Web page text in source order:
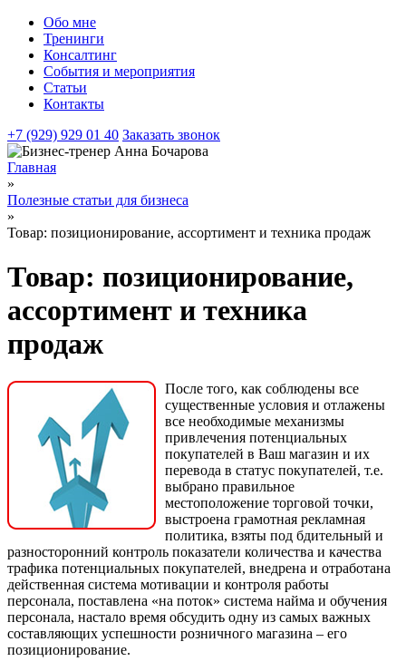
Обо мне
Тренинги
Консалтинг
События и мероприятия
Статьи
Контакты
+7 (929) 929 01 40 Заказать звонок
Главная
»
Полезные статьи для бизнеса
»
Товар: позиционирование, ассортимент и техника продаж
Товар: позиционирование,
ассортимент и техника
продаж
После того, как соблюдены все
существенные условия и отлажены
все необходимые механизмы
привлечения потенциальных
покупателей в Ваш магазин и их
перевода в статус покупателей, т.е.
выбрано правильное
местоположение торговой точки,
выстроена грамотная рекламная
политика, взяты под бдительный и
разносторонний контроль показатели количества и качества
трафика потенциальных покупателей, внедрена и отработана
действенная система мотивации и контроля работы
персонала, поставлена «на поток» система найма и обучения
персонала, настало время обсудить одну из самых важных
составляющих успешности розничного магазина – его
позиционирование.